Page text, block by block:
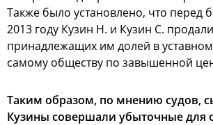
Также было установлено, что перед
2013 году Кузин Н. и Кузин С.
принадлежащих им долей в
самому обществу по завышенной
Таким образом, по мнению судов,
Кузины совершали убыточные для